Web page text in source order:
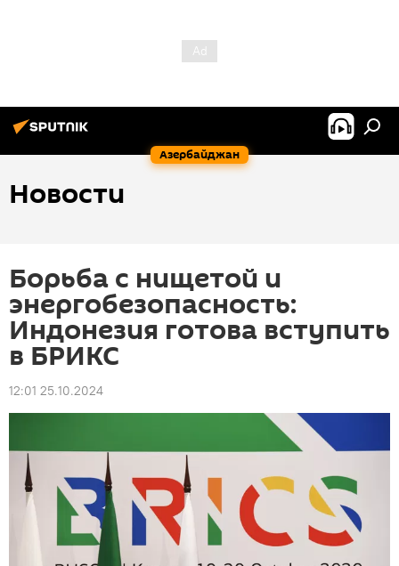
Азербайджан
Новости
Борьба с нищетой и
энергобезопасность:
Индонезия готова вступить
в БРИКС
12:01 25.10.2024